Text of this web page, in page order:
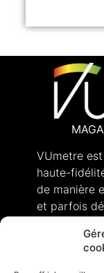
VUmetre
haute-
de manière
et parfois